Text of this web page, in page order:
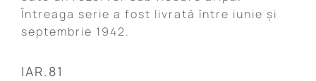
Întreaga serie a fost livrată între iunie și
septembrie 1942.
IAR.81